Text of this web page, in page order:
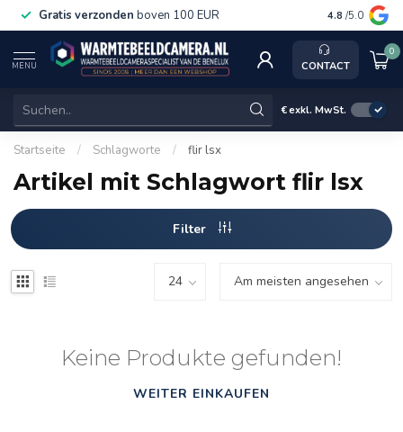
Gratis verzonden boven 100 EUR Service,
4.8 /5.0
MENU CONTACT
0
€exkl. MwSt.
Startseite / Schlagworte / flir lsx
Artikel mit Schlagwort flir lsx
Filter
Keine Produkte gefunden!
WEITER EINKAUFEN